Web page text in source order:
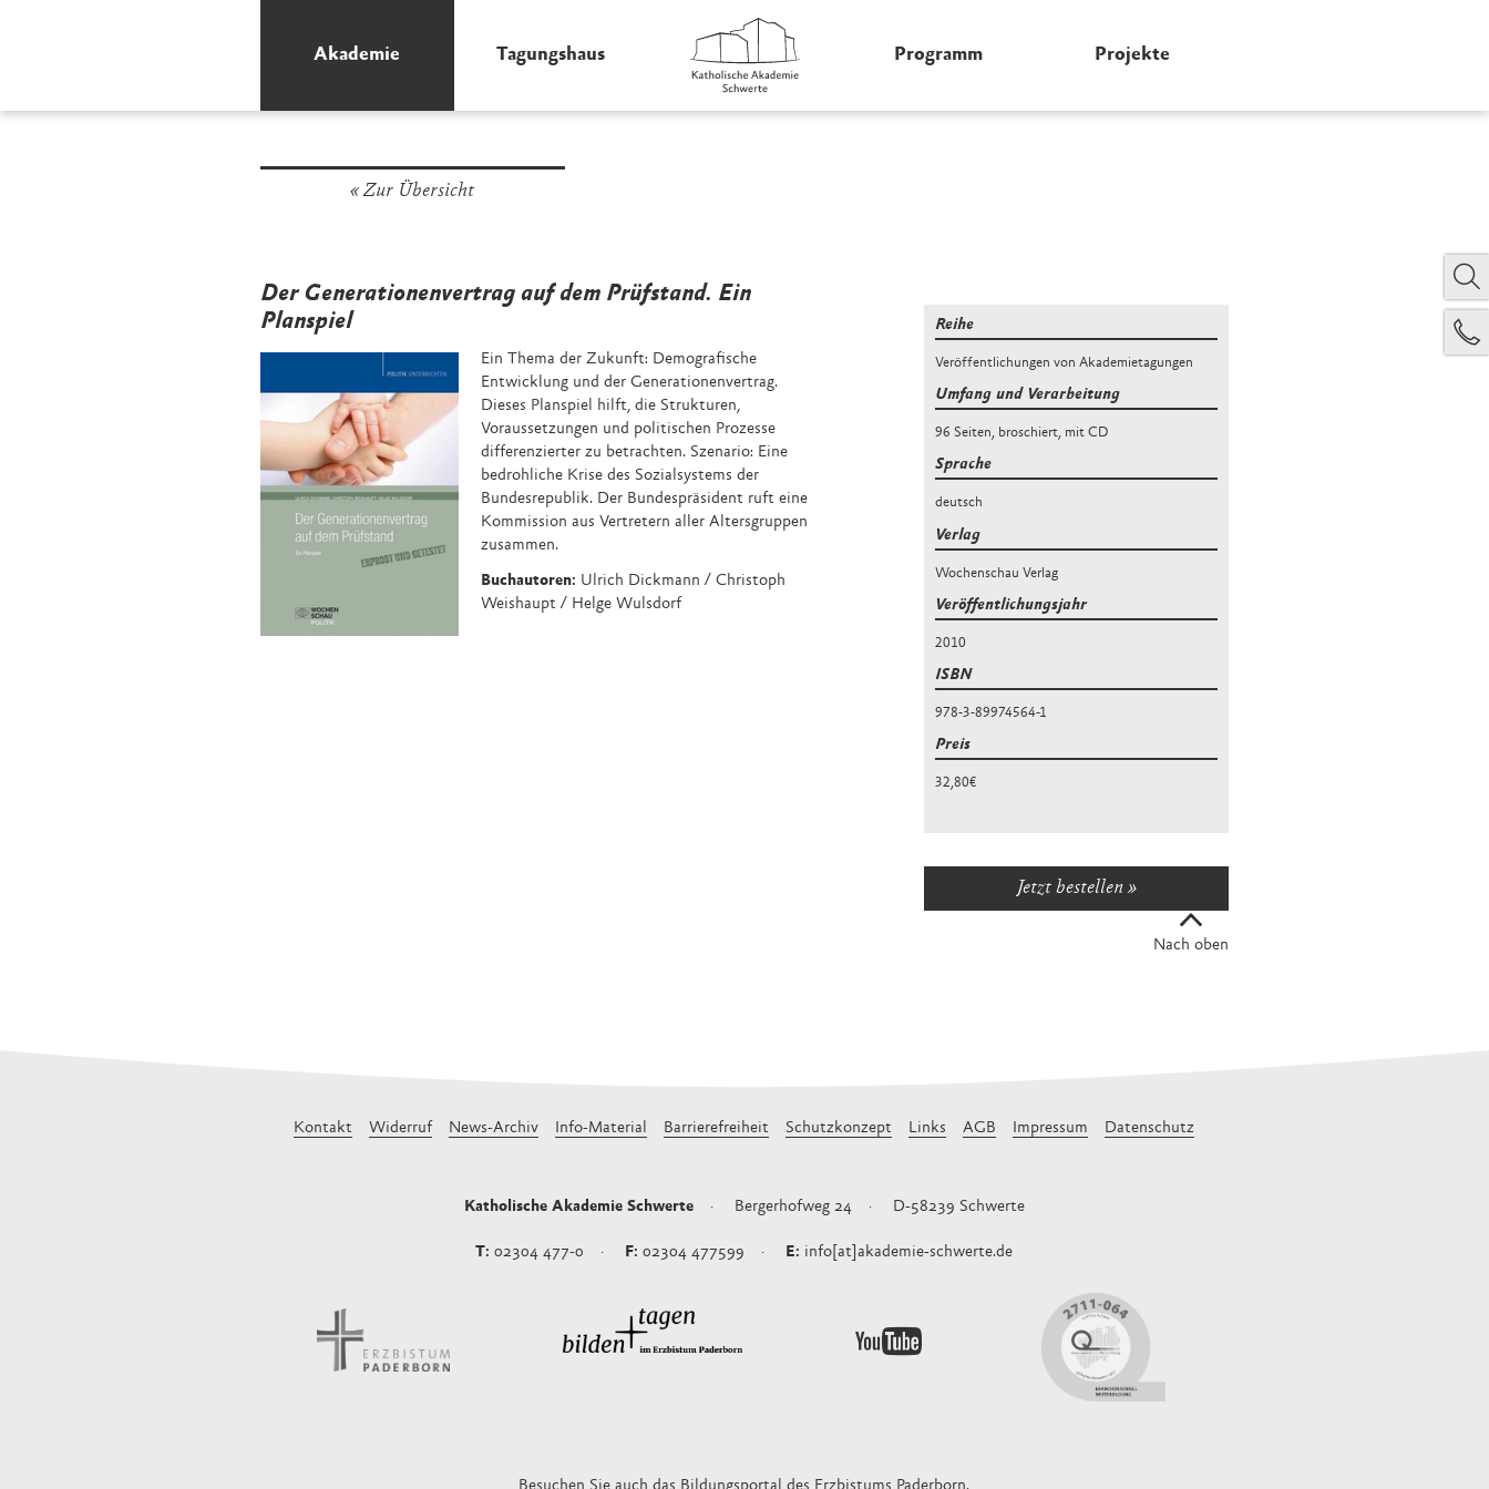
Akademie Tagungshaus Projekte
Programm
Zur Übersicht
Der Generationenvertrag auf dem Prüfstand. Ein
Planspiel
Ein Thema der Zukunft: Demografische
Entwicklung und der Generationenvertrag.
Dieses Planspiel hilft, die Strukturen,
Voraussetzungen und politischen Prozesse
differenzierter zu betrachten. Szenario: Eine
bedrohliche Krise des Sozialsystems der
Bundesrepublik. Der Bundespräsident ruft eine
Kommission aus Vertretern aller Altersgruppen
zusammen.
Buchautoren: Ulrich Dickmann / Christoph
Weishaupt / Helge Wulsdorf
Reihe
Veröffentlichungen von Akademietagungen
Umfang und Verarbeitung
96 Seiten, broschiert, mit CD
Sprache
deutsch
Verlag
Wochenschau Verlag
Veröffentlichungsjahr
2010
ISBN
978-3-89974564-1
Preis
32,80€
Jetzt bestellen
Nach oben
Kontakt Widerruf News-Archiv Info-Material Barrierefreiheit Schutzkonzept Links AGB Impressum Datenschutz
Katholische Akademie Schwerte Bergerhofweg 24 D-58239 Schwerte
02304 477-0 02304 477599 info[at]akademie-schwerte.de